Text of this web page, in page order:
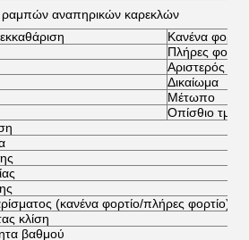
ραμπών αναπηρικών καρεκλών
Κανένα φορτίο
Πλήρες φορτίο
Αριστερός
Δικαίωμα
Μέτωπο
Οπίσθιο
(κανένα φορτίο/πλήρες φορτίο)
κλίση
βαθμού